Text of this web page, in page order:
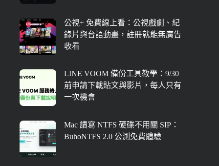
公視+ 免費線上看：公視戲劇、紀
錄片與台語動畫，註冊就能無廣告
收看
LINE VOOM 備份工具教學：9/30
前申請下載貼文與影片，每人只有
一次機會
Mac 讀寫 NTFS 硬碟不用關 SIP：
BuhoNTFS 2.0 公測免費體驗